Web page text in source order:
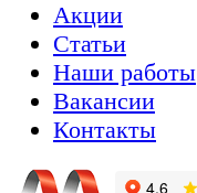
Акции
Статьи
Наши работы
Вакансии
Контакты